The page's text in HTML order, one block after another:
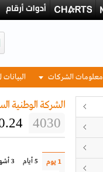
معلومات الشركات البيانات
الشركة الوطنية
4030
1 يوم 5 أيام 3 أشهر